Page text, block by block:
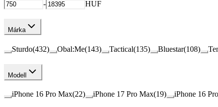
- HUF
Márka
Sturdo(432) Obal:Me(143) Tactical(135) Bluestar(108)
Modell
iPhone 16 Pro Max(22) iPhone 17 Pro Max(19) iPhone 16 Pro